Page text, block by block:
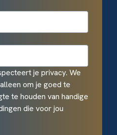
je privacy. We
om je goed te
te houden van handige
die voor jou